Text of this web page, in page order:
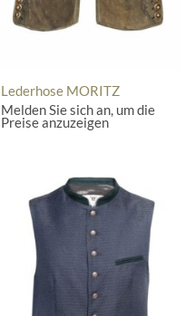
Lederhose MORITZ
Melden Sie sich an, um die
Preise anzuzeigen